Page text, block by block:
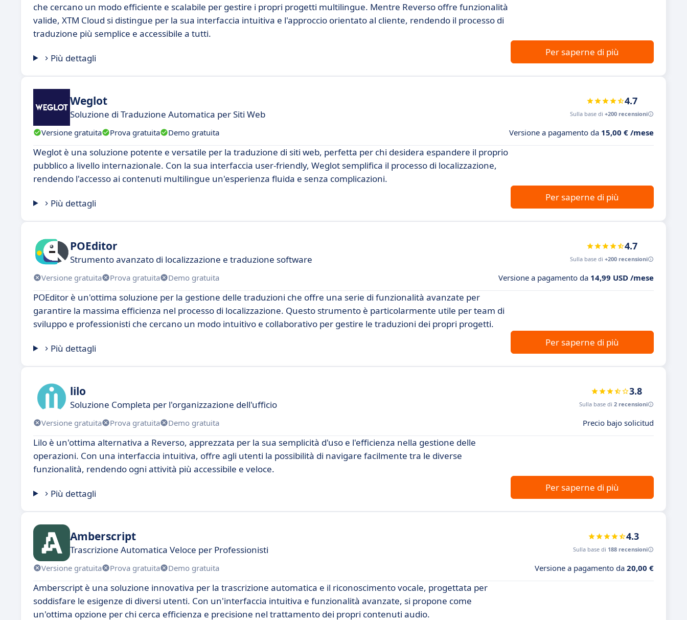
che cercano un modo efficiente e scalabile per gestire i propri progetti multilingue. Mentre Reverso offre funzionalità
valide, XTM Cloud si distingue per la sua interfaccia intuitiva e l'approccio orientato al cliente, rendendo il processo di
traduzione più semplice e accessibile a tutti.
Più dettagli
Per saperne di più
Weglot
Soluzione di Traduzione Automatica per Siti Web
4.7
Sulla base di +200 recensioni
Versione gratuita Prova gratuita Demo gratuita Versione a pagamento da 15,00 € /mese
Weglot è una soluzione potente e versatile per la traduzione di siti web, perfetta per chi desidera espandere il proprio
pubblico a livello internazionale. Con la sua interfaccia user-friendly, Weglot semplifica il processo di localizzazione,
rendendo l'accesso ai contenuti multilingue un'esperienza fluida e senza complicazioni.
Più dettagli
Per saperne di più
POEditor
Strumento avanzato di localizzazione e traduzione software
4.7
Sulla base di +200 recensioni
Versione gratuita Prova gratuita Demo gratuita Versione a pagamento da 14,99 USD /mese
POEditor è un'ottima soluzione per la gestione delle traduzioni che offre una serie di funzionalità avanzate per
garantire la massima efficienza nel processo di localizzazione. Questo strumento è particolarmente utile per team di
sviluppo e professionisti che cercano un modo intuitivo e collaborativo per gestire le traduzioni dei propri progetti.
Più dettagli
Per saperne di più
lilo
Soluzione Completa per l'organizzazione dell'ufficio
3.8
Sulla base di 2 recensioni
Versione gratuita Prova gratuita Demo gratuita Precio bajo solicitud
Lilo è un'ottima alternativa a Reverso, apprezzata per la sua semplicità d'uso e l'efficienza nella gestione delle
operazioni. Con una interfaccia intuitiva, offre agli utenti la possibilità di navigare facilmente tra le diverse
funzionalità, rendendo ogni attività più accessibile e veloce.
Più dettagli
Per saperne di più
Amberscript
Trascrizione Automatica Veloce per Professionisti
4.3
Sulla base di 188 recensioni
Versione gratuita Prova gratuita Demo gratuita Versione a pagamento da 20,00 €
Amberscript è una soluzione innovativa per la trascrizione automatica e il riconoscimento vocale, progettata per
soddisfare le esigenze di diversi utenti. Con un'interfaccia intuitiva e funzionalità avanzate, si propone come
un'ottima opzione per chi cerca efficienza e precisione nel trattamento dei propri contenuti audio.